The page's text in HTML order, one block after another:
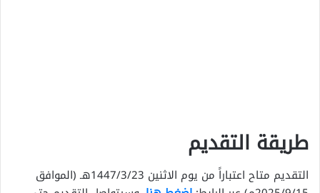
طريقة التقديم
التقديم متاح اعتباراً من يوم الاثنين 1447/3/23هـ (الموافق